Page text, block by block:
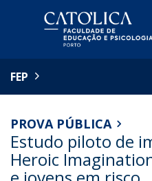
FEP
PROVA PÚBLICA
Estudo piloto de
Heroic